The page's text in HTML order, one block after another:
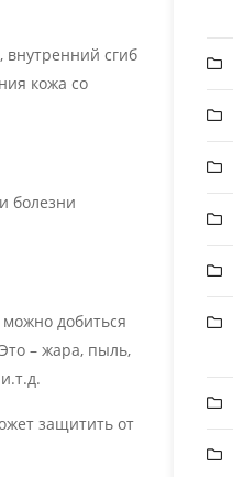
внутренний сгиб
кожа со
болезни
добиться
– жара, пыль,
защитить от